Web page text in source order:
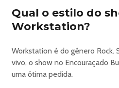
Qual o estilo do
Workstation?
Workstation é do gênero Rock.
vivo, o show no Encouraçado
uma ótima pedida.